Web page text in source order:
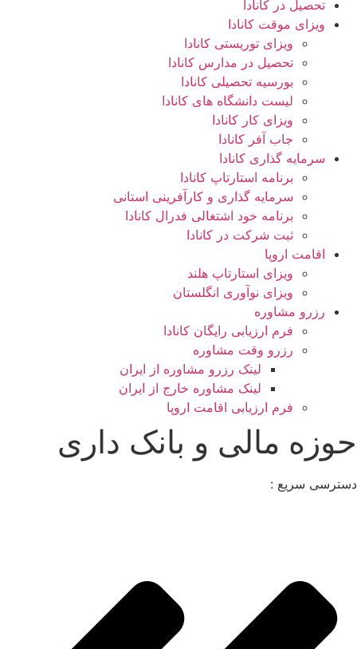
تحصیل در کانادا
ویزای موقت کانادا
ویزای توریستی کانادا
تحصیل در مدارس کانادا
بورسیه تحصیلی کانادا
لیست دانشگاه های کانادا
ویزای کار کانادا
جاب آفر کانادا
سرمایه گذاری کانادا
برنامه استارتاپ کانادا
سرمایه گذاری و کارآفرینی استانی
برنامه خود اشتغالی فدرال کانادا
ثبت شرکت در کانادا
اقامت اروپا
ویزای استارتاپ هلند
ویزای نوآوری انگلستان
رزرو مشاوره
فرم ارزیابی رایگان کانادا
رزرو وقت مشاوره
لینک رزرو مشاوره از ایران
لینک مشاوره خارج از ایران
فرم ارزیابی اقامت اروپا
حوزه مالی و بانک داری
دسترسی سریع :